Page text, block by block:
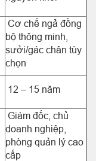
Cơ chế ngả đồng
bộ thông minh,
sưởi/gác chân tùy
chọn
12 – 15 năm
Giám đốc, chủ
doanh nghiệp,
phòng quản lý cao
cấp